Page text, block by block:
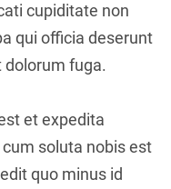
cupiditate non
qui officia deserunt
fuga.
et expedita
soluta nobis est
quo minus id